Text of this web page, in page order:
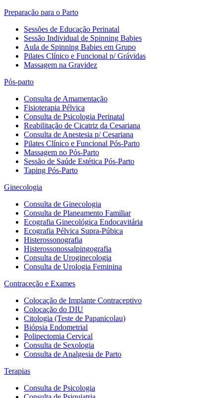
Preparação para o Parto
Sessões de Educação Perinatal
Sessão Individual de Spinning Babies
Aula de Spinning Babies em Grupo
Pilates Clínico e Funcional p/ Grávidas
Massagem na Gravidez
Pós-parto
Consulta de Amamentação
Fisioterapia Pélvica
Consulta de Psicologia Perinatal
Reabilitação de Cicatriz da Cesariana
Consulta de Anestesia p/ Cesariana
Pilates Clínico e Funcional Pós-Parto
Massagem no Pós-Parto
Sessão de Saúde Estética Pós-Parto
Taping Pós-Parto
Ginecologia
Consulta de Ginecologia
Consulta de Planeamento Familiar
Ecografia Ginecológica Endocavitária
Ecografia Pélvica Supra-Púbica
Histerossonografia
Histerossonossalpingografia
Consulta de Uroginecologia
Consulta de Urologia Feminina
Contraceção e Exames
Colocação de Implante Contraceptivo
Colocação do DIU
Citologia (Teste de Papanicolau)
Biópsia Endometrial
Polipectomia Cervical
Consulta de Sexologia
Consulta de Analgesia de Parto
Terapias
Consulta de Psicologia